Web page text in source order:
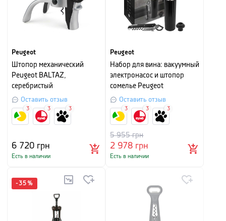
Peugeot
Штопор механический
Peugeot BALTAZ,
серебристый
Оставить отзыв
6 720 грн
Есть в наличии
3 3 3
Peugeot
Набор для вина: вакуумный
электронасос и штопор
сомелье Peugeot
PRESERVE, черный
Оставить отзыв
2 978 грн
5 955грн
Есть в наличии
3 3 3
-35 %